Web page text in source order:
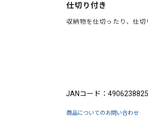
仕切り付き
収納物を仕切ったり、仕
JANコード：
商品についてのお問い合わせ